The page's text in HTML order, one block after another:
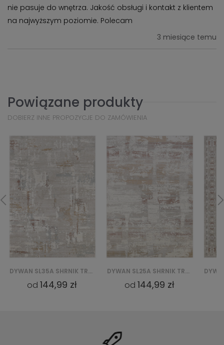
nie pasuje do wnętrza. Jakość obsługi i kontakt z klientem
na najwyższym poziomie. Polecam
3 miesiące temu
Powiązane produkty
DOBIERZ INNE PROPOZYCJE DO ZAMÓWIENIA
DYWAN SL35A SHRNIK TREND QBS - KREMOWY
od144,99 zł
DYWAN SL25A SHRNIK TREND QBS - KREMOWY
od 144,99 zł